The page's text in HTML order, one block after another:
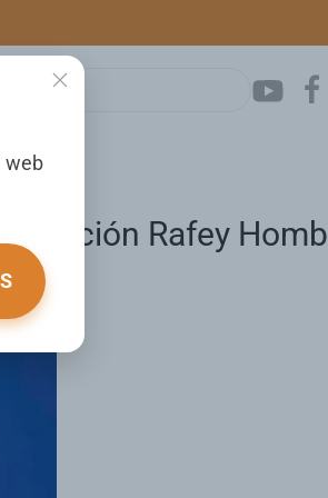
web
Rafey